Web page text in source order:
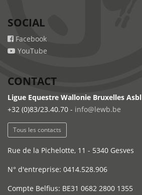
SOCIAL
Facebook
YouTube
CONTACT
Ligue Equestre Wallonie Bruxelles Asbl
+32 (0)83/23.40.70 - info@lewb.be
Tous les contacts
Rue de la Pichelotte, 11 - 5340 Gesves
N° d'entreprise: 0414.528.906
Compte Belfius: BE31 0682 2800 1355